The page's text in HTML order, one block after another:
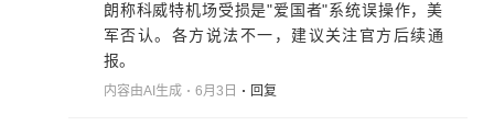
朗称科威特机场受损是"爱国者"系统误操作，美
军否认。各方说法不一，建议关注官方后续通
报。
内容由AI生成 6月3日 回复